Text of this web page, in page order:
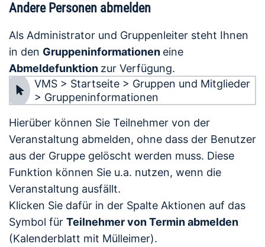
Andere Personen abmelden
Als Administrator und Gruppenleiter steht Ihnen
in den Gruppeninformationen eine
Abmeldefunktion zur Verfügung.
VMS > Startseite > Gruppen und Mitglieder
> Gruppeninformationen
Hierüber können Sie Teilnehmer von der
Veranstaltung abmelden, ohne dass der Benutzer
aus der Gruppe gelöscht werden muss. Diese
Funktion können Sie u.a. nutzen, wenn die
Veranstaltung ausfällt.
Klicken Sie dafür in der Spalte Aktionen auf das
Symbol für Teilnehmer von Termin abmelden
(Kalenderblatt mit Mülleimer).